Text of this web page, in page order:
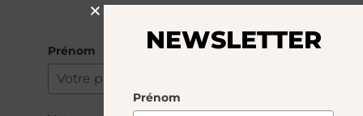
Prénom NEWSLETTER
Prénom